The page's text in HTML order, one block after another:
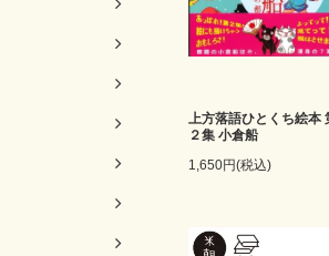
上方落語ひとくち絵本
２集 小倉船
1,650円(税込)